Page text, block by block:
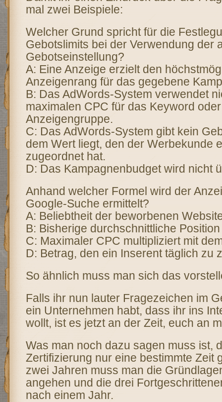
mal zwei Beispiele:
Welcher Grund spricht für die
Gebotslimits bei der Verwendung der
Gebotseinstellung?
A: Eine Anzeige erzielt den
Anzeigenrang für das gegebene
B: Das AdWords-System verwendet
maximalen CPC für das Keyword
Anzeigengruppe.
C: Das AdWords-System gibt kein
dem Wert liegt, den der Werbekunde
zugeordnet hat.
D: Das Kampagnenbudget wird nicht
Anhand welcher Formel wird der
Google-Suche ermittelt?
A: Beliebtheit der beworbenen
B: Bisherige durchschnittliche
C: Maximaler CPC multipliziert mit
D: Betrag, den ein Inserent täglich zu
So ähnlich muss man sich das
Falls ihr nun lauter Fragezeichen im
ein Unternehmen habt, dass ihr ins
wollt, ist es jetzt an der Zeit, euch an
Was man noch dazu sagen muss ist,
Zertifizierung nur eine bestimmte Zeit
zwei Jahren muss man die
angehen und die drei
nach einem Jahr.